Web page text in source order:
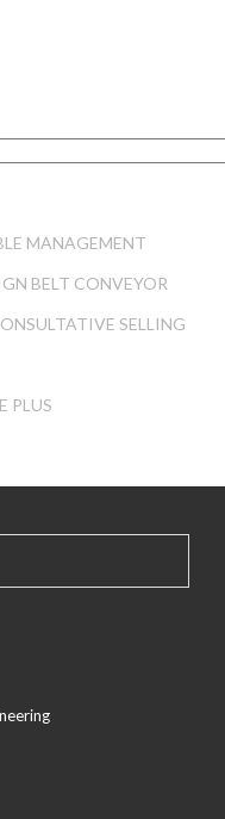
MANAGEMENT
BELT CONVEYOR
SELLING
PLUS